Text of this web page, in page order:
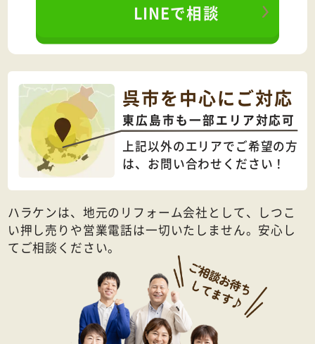
LINEで相談
呉市を中心にご対応
東広島市も一部エリア対応可
上記以外のエリアでご希望の方
は、 お問い合わせください！
ハラケンは、地元のリフォーム会社として、しつこ
い押し売りや営業電話は一切いたしません。安心し
てご相談ください。